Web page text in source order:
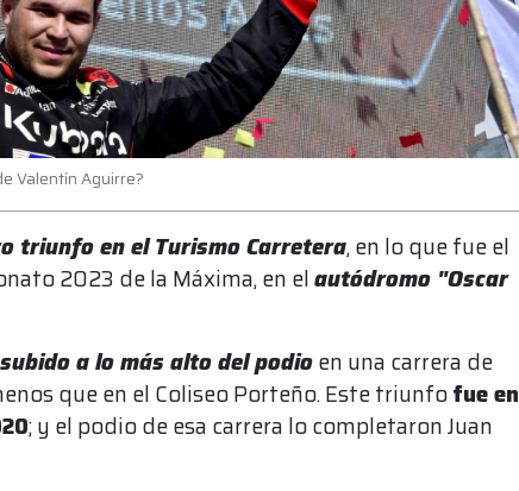
Valentín Aguirre?
triunfo en el Turismo Carretera, en lo que fue el
2023 de la Máxima, en elautódromo "Oscar
a lo más alto del podioen una carrera de
que en el Coliseo Porteño. Este triunfofue en
; y el podio de esa carrera lo completaron Juan